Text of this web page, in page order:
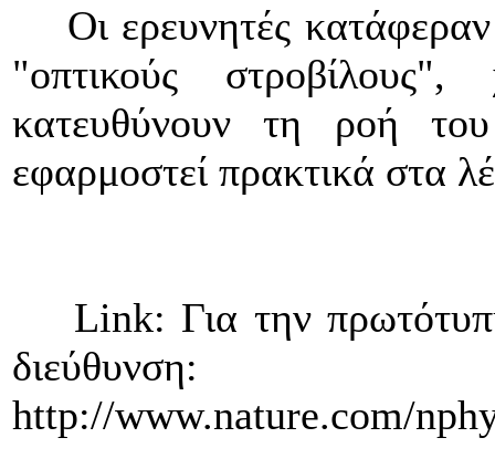
Οι ερευνητές κατάφεραν
"οπτικούς
κατευθύνουν τη ροή
εφαρμοστεί πρακτικά στα
Link: Για την
διεύθυνση:
http://www.nature.com/